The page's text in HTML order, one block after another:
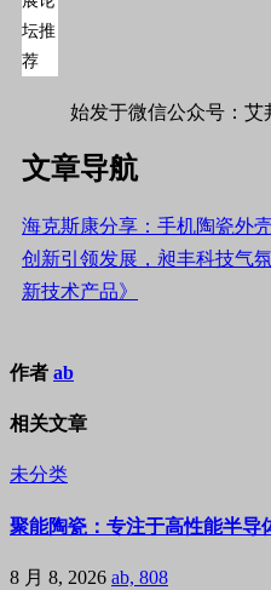
始发于微信公众号：艾
文章导航
海克斯康分享：手机陶瓷外
创新引领发展，昶丰科技气
新技术产品》
作者 ab
相关文章
未分类
聚能陶瓷：专注于高性能半导
8 月 8, 2026 ab, 808